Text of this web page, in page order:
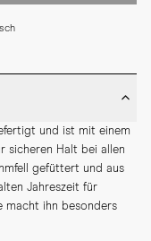
und ist mit einem
sicheren Halt bei allen
gefüttert und aus
Jahreszeit für
macht ihn besonders